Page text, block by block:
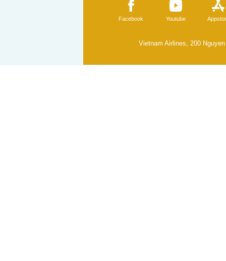
Facebook Youtube
Vietnam Airlines, 200